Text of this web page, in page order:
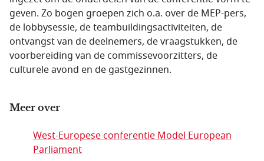
geven. Zo bogen groepen zich o.a. over de MEP-pers,
de lobbysessie, de teambuildingsactiviteiten, de
ontvangst van de deelnemers, de vraagstukken, de
voorbereiding van de commissevoorzitters, de
culturele avond en de gastgezinnen.
Meer over
West-Europese conferentie Model European
Parliament